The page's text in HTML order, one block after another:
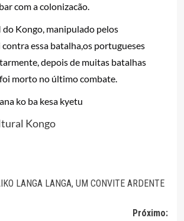
com a colonizacão.
do Kongo, manipulado pelos
essa batalha,os portugueses
depois de muitas batalhas
morto no último combate.
ko ba kesa kyetu
Kongo
LANGA LANGA, UM CONVITE ARDENTE
Próximo: